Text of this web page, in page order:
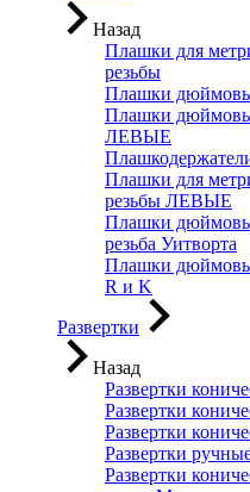
Назад
Плашки для
резьбы
Плашки
Плашки
ЛЕВЫЕ
Плашки для
резьбы ЛЕВЫЕ
Плашки
резьба Уитворта
Плашки
R и K
Развертки
Назад
Развертки
Развертки
Развертки
Развертки
Развертки